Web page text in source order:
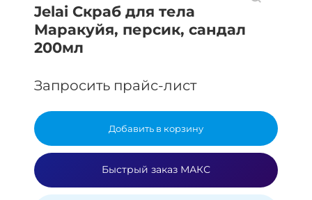
Jelai Скраб для тела
Маракуйя, персик, сандал
200мл
Запросить прайс-лист
Добавить в корзину
Быстрый заказ МАКС